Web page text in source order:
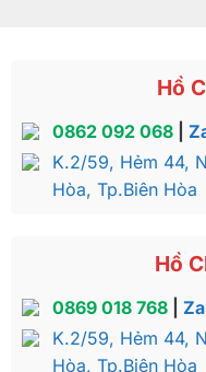
Hồ
0862 092 068|
K.2/59, Hẻm 44,
Hòa, Tp.Biên Hòa
Hồ
0869 018 768|
K.2/59, Hẻm 44,
Hòa, Tp.Biên Hòa